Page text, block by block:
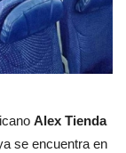
Alex Tienda
se encuentra en